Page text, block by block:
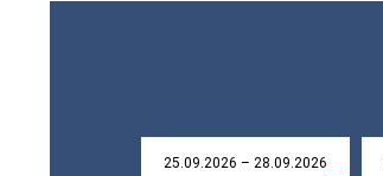
25.09.2026 – 28.09.2026